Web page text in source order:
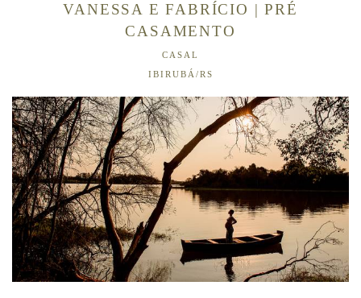
VANESSA E FABRÍCIO | PRÉ
CASAMENTO
CASAL
IBIRUBÁ/RS